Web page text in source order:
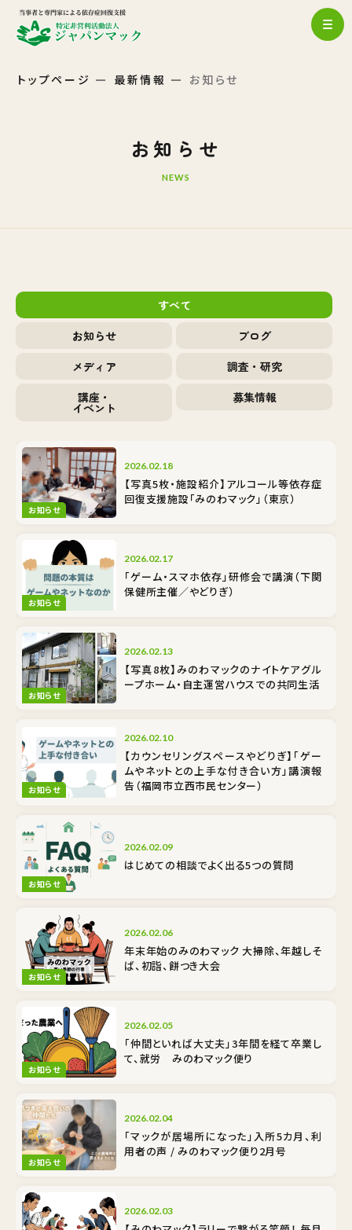
トップページ 最新情報 お知らせ
お知らせ
NEWS
すべて
お知らせ
ブログ
メディア
調査・研究
講座・
イベント
募集情報
お知らせ
2026.02.18
【写真5枚・施設紹介】アルコール等依存症
回復支援施設「みのわマック」（東京）
お知らせ
2026.02.17
「ゲーム・スマホ依存」研修会で講演（下関
保健所主催／やどりぎ）
お知らせ
2026.02.13
【写真8枚】みのわマックのナイトケア――グル
ープホーム・自主運営ハウスでの共同生活
お知らせ
2026.02.10
【カウンセリングスペースやどりぎ】「ゲー
ムやネットとの上手な付き合い方」講演報
告（福岡市立西市民センター）
お知らせ
2026.02.09
はじめての相談でよく出る5つの質問
お知らせ
2026.02.06
年末年始のみのわマック 大掃除、年越しそ
ば、初詣、餅つき大会
お知らせ
2026.02.05
「仲間といれば大丈夫」3年間を経て卒業し
て、就労 みのわマック便り
お知らせ
2026.02.04
「マックが居場所になった」入所5カ月、利
用者の声 / みのわマック便り2月号
2026.02.03